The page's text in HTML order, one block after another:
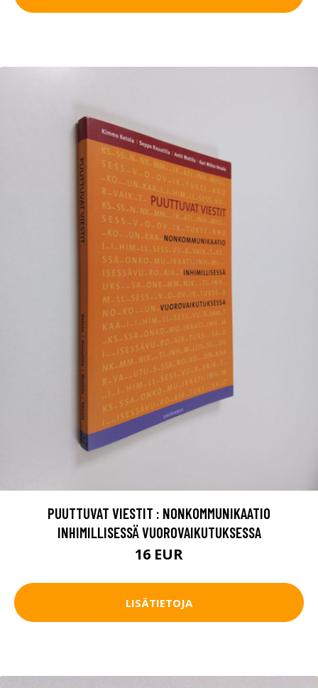
PUUTTUVAT VIESTIT : NONKOMMUNIKAATIO
INHIMILLISESSÄ VUOROVAIKUTUKSESSA
16 EUR
LISÄTIETOJA